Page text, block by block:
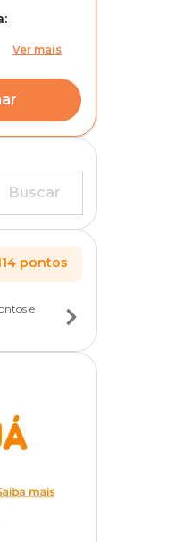
Ver mais
Buscar
pontos
e